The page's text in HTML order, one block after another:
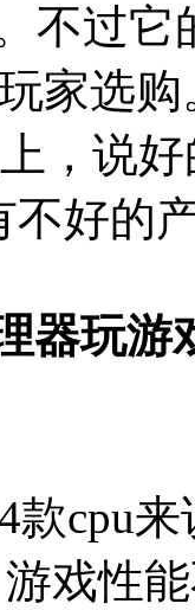
不过
家选
，说
不好的
器玩游
款cpu
戏性